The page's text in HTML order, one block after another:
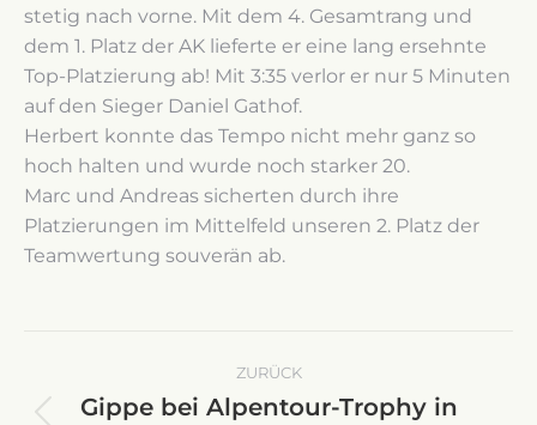
stetig nach vorne. Mit dem 4. Gesamtrang und
dem 1. Platz der AK lieferte er eine lang ersehnte
Top-Platzierung ab! Mit 3:35 verlor er nur 5 Minuten
auf den Sieger Daniel Gathof.
Herbert konnte das Tempo nicht mehr ganz so
hoch halten und wurde noch starker 20.
Marc und Andreas sicherten durch ihre
Platzierungen im Mittelfeld unseren 2. Platz der
Teamwertung souverän ab.
Kommentarnavigation
ZURÜCK
Gippe bei Alpentour-Trophy in